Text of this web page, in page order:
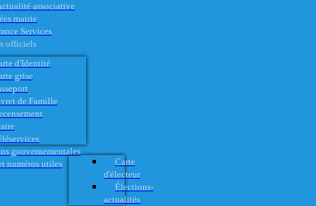
associative
mairie
Services
officiels
d'Identité
grise
de Famille
gouvernementales
numéros utiles
Carte
d'électeur
Élections-
actualités